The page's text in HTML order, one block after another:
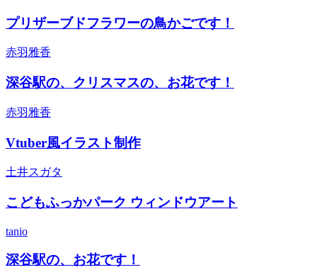
プリザーブドフラワーの鳥かごです！
赤羽雅香
深谷駅の、クリスマスの、お花です！
赤羽雅香
Vtuber風イラスト制作
土井スガタ
こどもふっかパーク ウィンドウアート
tanio
深谷駅の、お花です！